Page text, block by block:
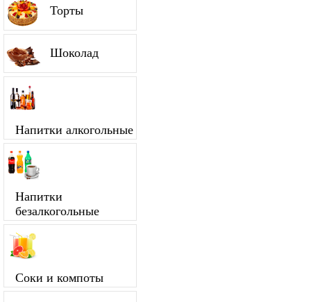
Торты
Шоколад
Напитки алкогольные
Напитки
безалкогольные
Соки и компоты